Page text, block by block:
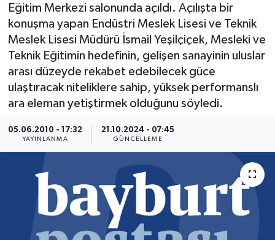
Eğitim Merkezi salonunda açıldı. Açılışta bir
konuşma yapan Endüstri Meslek Lisesi ve Teknik
Meslek Lisesi Müdürü İsmail Yeşilçiçek, Mesleki ve
Teknik Eğitimin hedefinin, gelişen sanayinin uluslar
arası düzeyde rekabet edebilecek güce
ulaştıracak niteliklere sahip, yüksek performanslı
ara eleman yetiştirmek olduğunu söyledi.
05.06.2010 - 17:32
YAYINLANMA
21.10.2024 - 07:45
GÜNCELLEME